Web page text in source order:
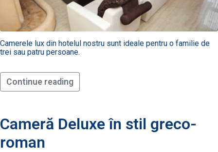
Camerele lux din hotelul nostru sunt ideale pentru o familie de
trei sau patru persoane.
Continue reading
Cameră Deluxe în stil greco-
roman